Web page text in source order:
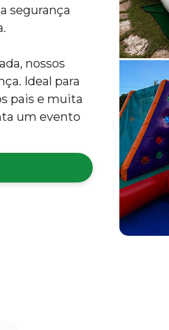
segurança
nossos
Ideal para
pais e muita
um evento